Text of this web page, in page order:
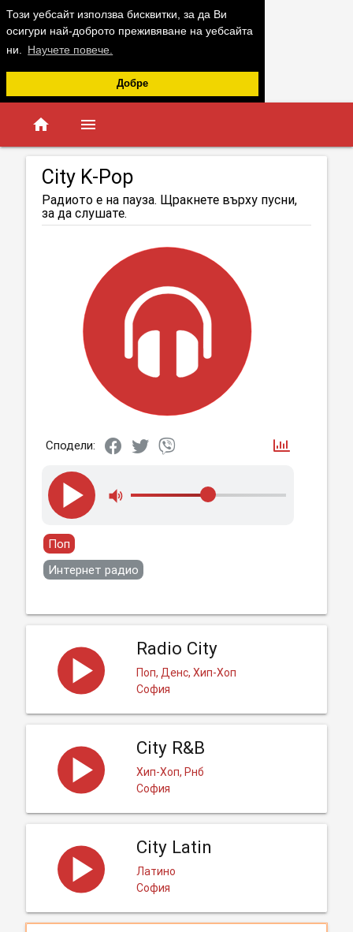
Този уебсайт използва бисквитки, за да Ви
осигури най-доброто преживяване на уебсайта
ни.
Научете повече.
Добре
home menu
City K-Pop
Радиото е на пауза. Щракнете върху пусни,
за да слушате.
Сподели:
Поп
Интернет радио
Radio City
Поп, Денс, Хип-Хоп
София
City R&B
Хип-Хоп, Рнб
София
City Latin
Латино
София